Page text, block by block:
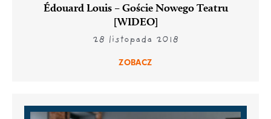
Édouard Louis – Goście Nowego Teatru
[WIDEO]
28 listopada 2018
ZOBACZ